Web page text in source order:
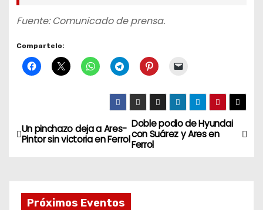
Fuente: Comunicado de prensa.
Compartelo:
N
Doble podio de Hyundai
con Suárez y Ares en
Ferrol
Un pinchazo deja a Ares-
Pintor sin victoria en Ferrol
Próximos Eventos